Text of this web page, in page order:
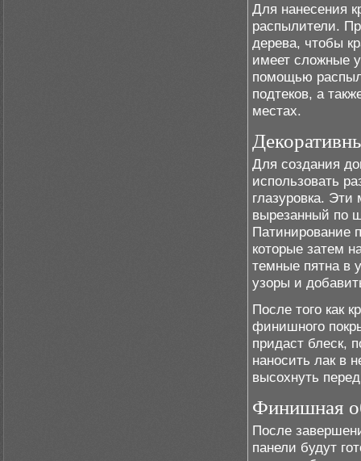
Для нанесения
распылители.
дерева, чтобы
имеет сложные
помощью
подтеков, а
местах.
Для создания
использовать
глазуровка.
вырезанный по
Патинирование
которые затем
темные пятна в
узоры и
После того как
финишного
придаст блеск,
наносить лак в
высохнуть
Финишная
После
панели будут